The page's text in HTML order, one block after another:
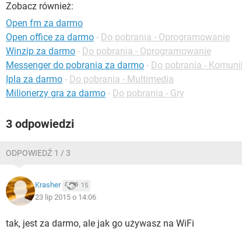
Zobacz również:
Open fm za darmo
Open office za darmo - Do pobrania - Oprogramowanie
Winzip za darmo - Do pobrania - Oprogramowanie
Messenger do pobrania za darmo - Do pobrania -
Ipla za darmo - Do pobrania - Multimedia
Milionerzy gra za darmo - Do pobrania - Gry
3 odpowiedzi
ODPOWIEDŹ 1 / 3
Krasher 15
23 lip 2015 o 14:06
tak, jest za darmo, ale jak go używasz na WiFi